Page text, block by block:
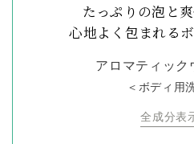
たっぷりの泡と
心地よく包まれる
アロマティック
＜ボディ用
全成分表